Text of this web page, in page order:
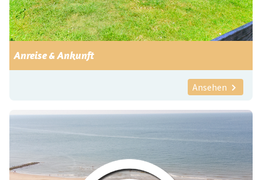
Anreise & Ankunft
Ansehen